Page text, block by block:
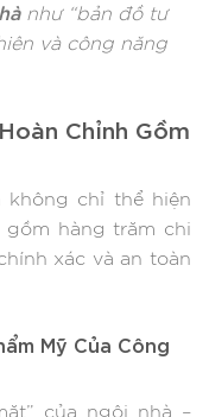
như “bản đồ tư
và công năng
Chỉnh Gồm
không chỉ thể hiện
hàng trăm chi
xác và an toàn
Mỹ Của Công
của ngôi nhà –